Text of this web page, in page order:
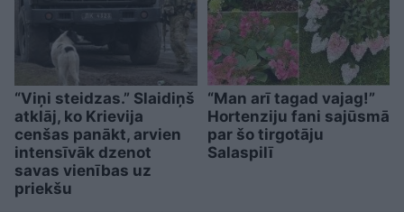
“Viņi steidzas.” Slaidiņš
atklāj, ko Krievija
cenšas panākt, arvien
intensīvāk dzenot
savas vienības uz
priekšu
“Man arī tagad vajag!”
Hortenziju fani sajūsmā
par šo tirgotāju
Salaspilī